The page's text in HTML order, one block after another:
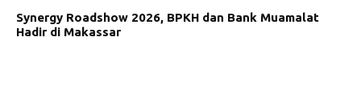
Synergy Roadshow 2026, BPKH dan Bank Muamalat
Hadir di Makassar